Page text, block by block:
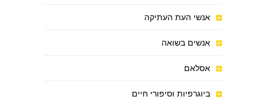
אנשי העת העתיקה
אנשים בשואה
אסלאם
ביוגרפיות וסיפורי חיים